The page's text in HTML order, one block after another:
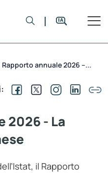
Rapporto annuale 2026 –...
2026 - La
il Rapporto